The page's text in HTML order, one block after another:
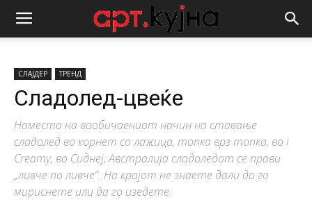
СЛАЈДЕР ТРЕНД
Сладолед-цвеќе
Наместо на вообичаениот начин на ставање
сладолед во корнет со лажица, топка врз топка, во i
Creamy, во Сиднеј, Австралија сладоледот се прави
„ливче по ливче“. На крајот не знаете дали да го
мириснете или да го изедете.